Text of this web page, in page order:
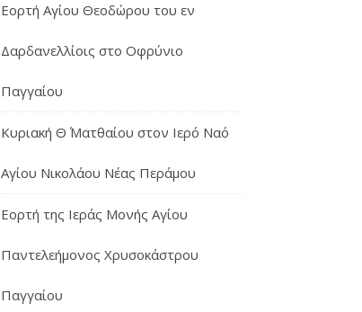
Εορτή Αγίου Θεοδώρου του εν
Δαρδανελλίοις στο Οφρύνιο
Παγγαίου
Κυριακή Θ΄ Ματθαίου στον Ιερό Ναό
Αγίου Νικολάου Νέας Περάμου
Εορτή της Ιεράς Μονής Αγίου
Παντελεήμονος Χρυσοκάστρου
Παγγαίου